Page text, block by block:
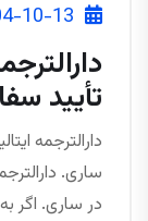
10-13
تأیید
دارالترجمه
ساری.
در ساری. اگر